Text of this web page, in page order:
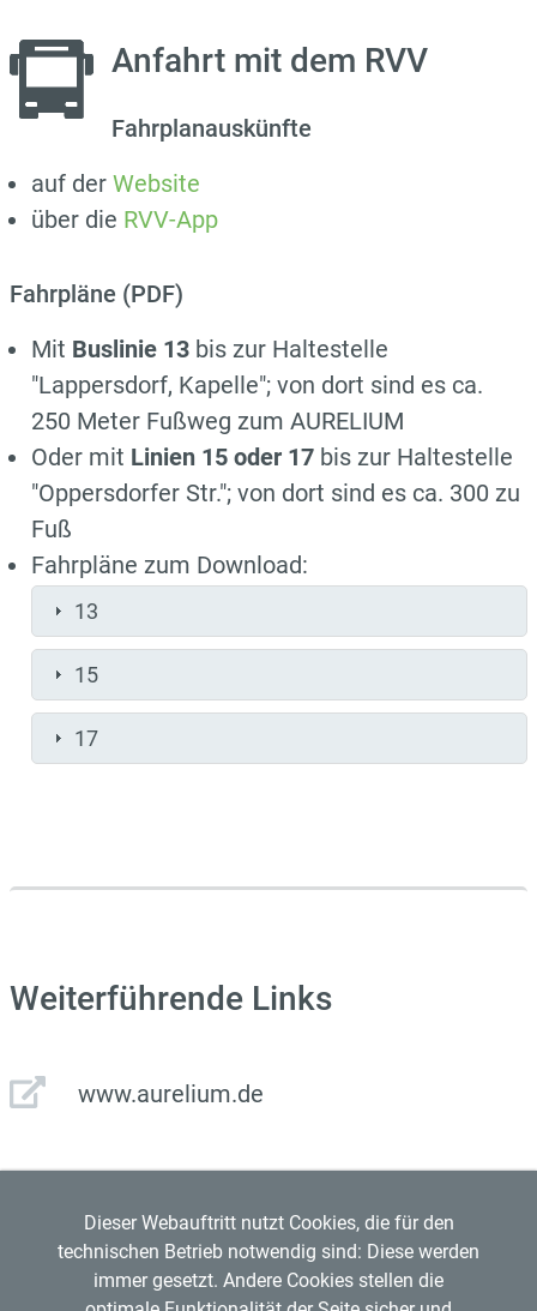
Anfahrt mit dem RVV
Fahrplanauskünfte
auf der Website
über die RVV-App
Fahrpläne (PDF)
Mit Buslinie 13 bis zur Haltestelle
"Lappersdorf, Kapelle"; von dort sind es ca.
250 Meter Fußweg zum AURELIUM
Oder mit Linien 15 oder 17 bis zur Haltestelle
"Oppersdorfer Str."; von dort sind es ca. 300 zu
Fuß
Fahrpläne zum Download:
13
15
17
Weiterführende Links
www.aurelium.de
Dieser Webauftritt nutzt Cookies, die für den
technischen Betrieb notwendig sind: Diese werden
immer gesetzt. Andere Cookies stellen die